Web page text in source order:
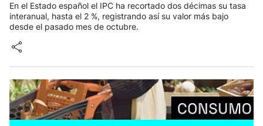
En el Estado español el IPC ha recortado dos décimas su tasa
interanual, hasta el 2 %, registrando así su valor más bajo
desde el pasado mes de octubre.